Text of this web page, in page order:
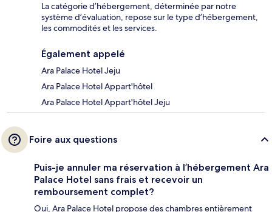
La catégorie d’hébergement, déterminée par notre
système d’évaluation, repose sur le type d’hébergement,
les commodités et les services.
Également appelé
Ara Palace Hotel Jeju
Ara Palace Hotel Appart'hôtel
Ara Palace Hotel Appart'hôtel Jeju
Foire aux questions
Puis-je annuler ma réservation à l’hébergement Ara
Palace Hotel sans frais et recevoir un
remboursement complet?
Oui, Ara Palace Hotel propose des chambres entièrement